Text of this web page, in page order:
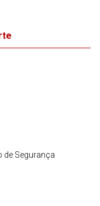
de Segurança